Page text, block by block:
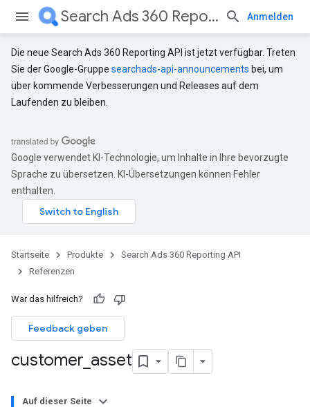
Search Ads 360 Reporting API Anmelden
Die neue Search Ads 360 Reporting API ist jetzt verfügbar. Treten
Sie der Google-Gruppe searchads-api-announcements bei, um
über kommende Verbesserungen und Releases auf dem
Laufenden zu bleiben.
Google verwendet KI-Technologie, um Inhalte in Ihre bevorzugte
Sprache zu übersetzen. KI-Übersetzungen können Fehler
enthalten.
Startseite Produkte
Search Ads 360 Reporting API
Referenzen
War das hilfreich?
Feedback geben
customer asset
Auf dieser Seite